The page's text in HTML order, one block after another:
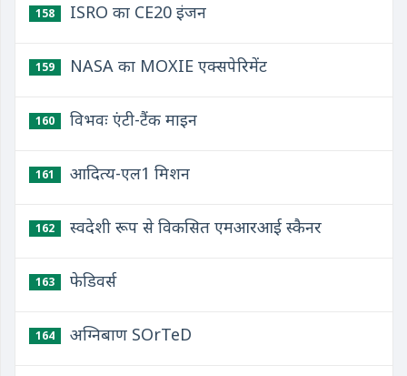
158 ISRO का CE20 इंजन
159 NASA का MOXIE एक्सपेरिमेंट
160 विभवः एंटी-टैंक माइन
161 आदित्य-एल1 मिशन
162 स्वदेशी रूप से विकसित एमआरआई स्कैनर
163 फेडिवर्स
164 अग्निबाण SOrTeD